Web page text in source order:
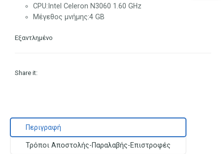
246.00 €.
CPU: Intel Celeron N3060 1.60 GHz
Μέγεθος μνήμης:4 GB
Εξαντλημένο
Share it:
Περιγραφή
Τρόποι Αποστολής-Παραλαβής-Επιστροφές